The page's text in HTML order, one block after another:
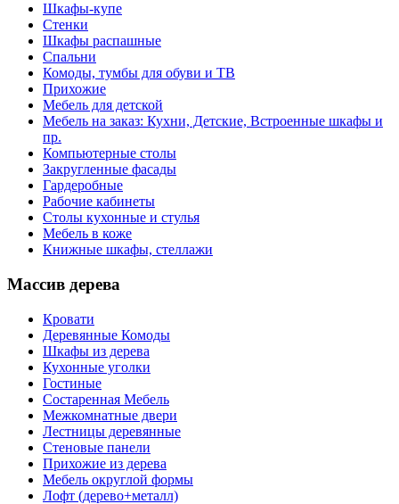
Шкафы-купе
Стенки
Шкафы распашные
Спальни
Комоды, тумбы для обуви и ТВ
Прихожие
Мебель для детской
Мебель на заказ: Кухни, Детские, Встроенные шкафы и
пр.
Компьютерные столы
Закругленные фасады
Гардеробные
Рабочие кабинеты
Столы кухонные и стулья
Мебель в коже
Книжные шкафы, стеллажи
Массив дерева
Кровати
Деревянные Комоды
Шкафы из дерева
Кухонные уголки
Гостиные
Состаренная Мебель
Межкомнатные двери
Лестницы деревянные
Стеновые панели
Прихожие из дерева
Мебель округлой формы
Лофт (дерево+металл)